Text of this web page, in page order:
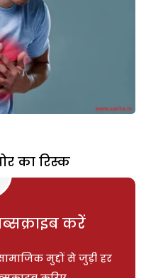
का रिस्क
करें
मुद्दों से जुड़ी हर